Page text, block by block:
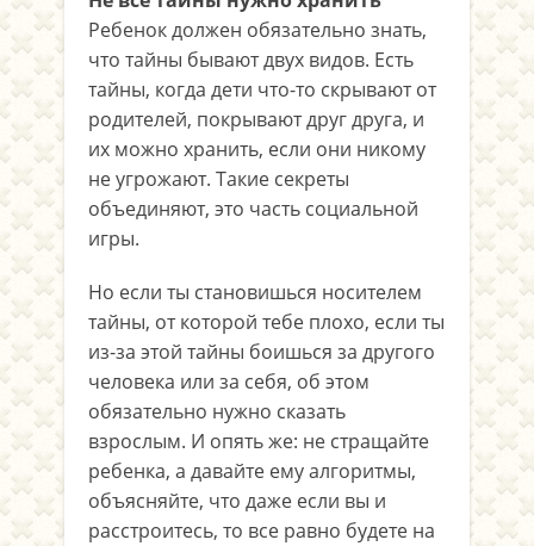
Ребенок должен обязательно знать,
что тайны бывают двух видов. Есть
тайны, когда дети что-то скрывают от
родителей, покрывают друг друга, и
их можно хранить, если они никому
не угрожают. Такие секреты
объединяют, это часть социальной
игры.
Но если ты становишься носителем
тайны, от которой тебе плохо, если ты
из-за этой тайны боишься за другого
человека или за себя, об этом
обязательно нужно сказать
взрослым. И опять же: не стращайте
ребенка, а давайте ему алгоритмы,
объясняйте, что даже если вы и
расстроитесь, то все равно будете на